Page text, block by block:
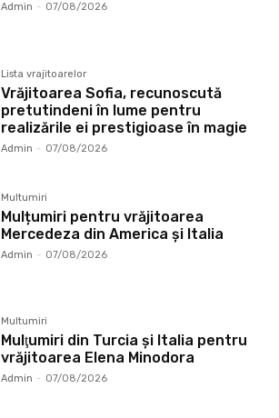
Admin - 07/08/2026
Lista vrajitoarelor
Vrăjitoarea Sofia, recunoscută
pretutindeni în lume pentru
realizările ei prestigioase în magie
Admin - 07/08/2026
Multumiri
Mulțumiri pentru vrăjitoarea
Mercedeza din America și Italia
Admin - 07/08/2026
Multumiri
Mulţumiri din Turcia și Italia pentru
vrăjitoarea Elena Minodora
Admin - 07/08/2026